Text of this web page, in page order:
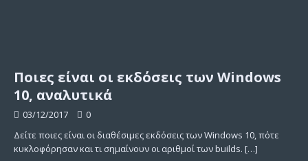
Ποιες είναι οι εκδόσεις των Windows
10, αναλυτικά
03/12/2017
0
Δείτε ποιες είναι οι διαθέσιμες εκδόσεις των Windows 10, πότε
κυκλοφόρησαν και τι σημαίνουν οι αριθμοί των builds. […]